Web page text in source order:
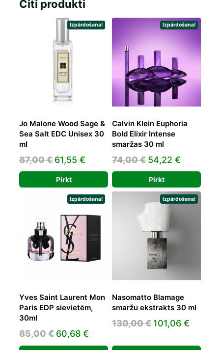
Citi produkti
Izpārdošana!
Jo Malone Wood Sage &
Sea Salt EDC Unisex 30
ml
87,00€ Original
price
was:
87,00 €.
61,55 € Current
price
is:
61,55 €.
Pirkt
Izpārdošana!
Calvin Klein Euphoria
Bold Elixir Intense
smaržas 30 ml
74,00€ Original
price
was:
74,00 €.
54,22 €
price
is:
54,22 €.
Pirkt
Izpārdošana!
Yves Saint Laurent Mon
Paris EDP sievietēm,
30ml
85,00€ Original
price
60,68 €
price
Izpārdošana!
Nasomatto Blamage
smaržu ekstrakts 30 ml
130,00€ Original
101,06 €